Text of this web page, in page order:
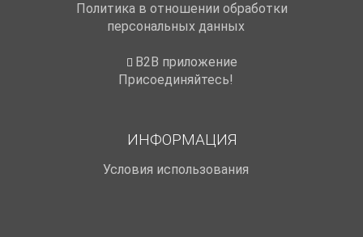
Политика в отношении обработки
персональных данных
B2B приложение
Присоединяйтесь!
ИНФОРМАЦИЯ
Условия использования